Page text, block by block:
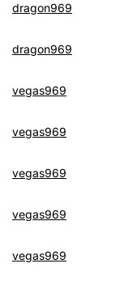
dragon969
dragon969
vegas969
vegas969
vegas969
vegas969
vegas969